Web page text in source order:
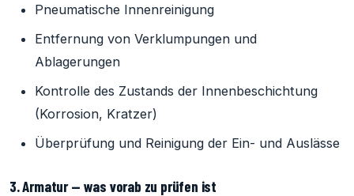
Pneumatische Innenreinigung
Entfernung von Verklumpungen und
Ablagerungen
Kontrolle des Zustands der Innenbeschichtung
(Korrosion, Kratzer)
Überprüfung und Reinigung der Ein- und Auslässe
3. Armatur — was vorab zu prüfen ist